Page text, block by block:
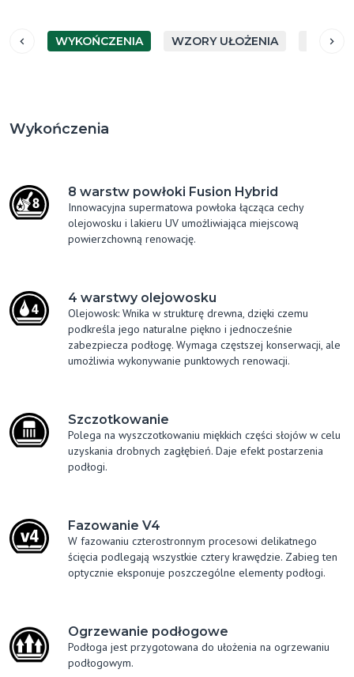
WYKOŃCZENIA WZORY UŁOŻENIA
Wykończenia
8 warstw powłoki Fusion Hybrid
Innowacyjna supermatowa powłoka łącząca cechy
olejowosku i lakieru UV umożliwiająca miejscową
powierzchowną renowację.
4 warstwy olejowosku
Olejowosk: Wnika w strukturę drewna, dzięki czemu
podkreśla jego naturalne piękno i jednocześnie
zabezpiecza podłogę. Wymaga częstszej konserwacji, ale
umożliwia wykonywanie punktowych renowacji.
Szczotkowanie
Polega na wyszczotkowaniu miękkich części słojów w celu
uzyskania drobnych zagłębień. Daje efekt postarzenia
podłogi.
Fazowanie V4
W fazowaniu czterostronnym procesowi delikatnego
ścięcia podlegają wszystkie cztery krawędzie. Zabieg ten
optycznie eksponuje poszczególne elementy podłogi.
Ogrzewanie podłogowe
Podłoga jest przygotowana do ułożenia na ogrzewaniu
podłogowym.